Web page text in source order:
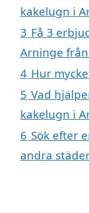
kakelugn i
3 Få 3
Arninge
4 Hur
5 Vad
kakelugn i
6 Sök efter
andra